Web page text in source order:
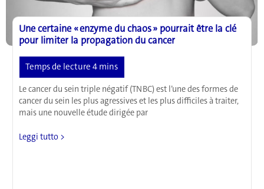
Une certaine « enzyme du chaos » pourrait être la clé
pour limiter la propagation du cancer
Le cancer du sein triple négatif (TNBC) est l’une des formes de
cancer du sein les plus agressives et les plus difficiles à traiter,
mais une nouvelle étude dirigée par
Une
Leggi tutto >